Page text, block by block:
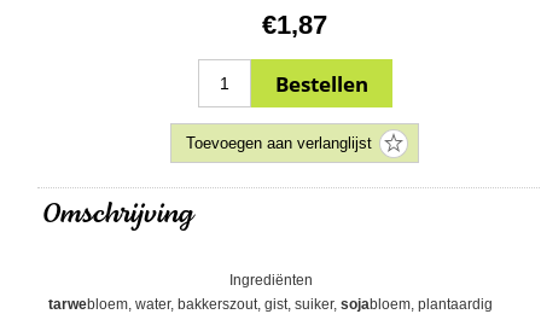
€1,87
Omschrijving
Ingrediënten
tarwebloem, water, bakkerszout, gist, suiker, sojabloem, plantaardig